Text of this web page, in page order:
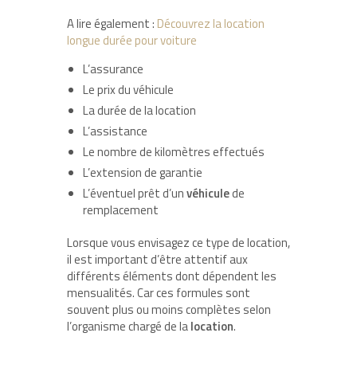
A lire également : Découvrez la location
longue durée pour voiture
L’assurance
Le prix du véhicule
La durée de la location
L’assistance
Le nombre de kilomètres effectués
L’extension de garantie
L’éventuel prêt d’unvéhiculede
remplacement
Lorsque vous envisagez ce type de location,
il est important d’être attentif aux
différents éléments dont dépendent les
mensualités. Car ces formules sont
souvent plus ou moins complètes selon
l’organisme chargé de lalocation.